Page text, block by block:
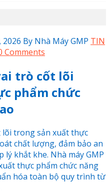
2026 By Nhà Máy GMP TIN
Comments
trò cốt lõi
phẩm chức
lõi trong sản xuất thực
chất lượng, đảm bảo an
lý khắt khe. Nhà máy GMP
thực phẩm chức năng
hóa toàn bộ quy trình từ